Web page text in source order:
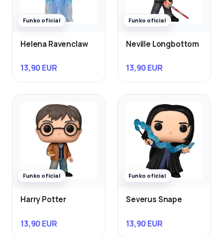
Funko oficial
Helena Ravenclaw
13,90 EUR
Funko oficial
Neville Longbottom
13,90 EUR
Funko oficial
Harry Potter
13,90 EUR
Funko oficial
Severus Snape
13,90 EUR